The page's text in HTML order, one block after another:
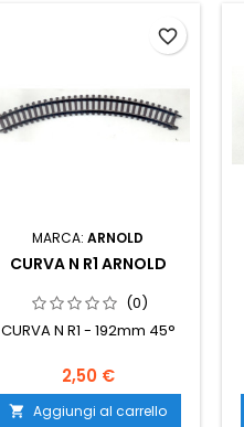
MARCA:ARNOLD
CURVA N R1 ARNOLD
(0)
CURVA N R1 - 192mm 45°
2,50 €
 Aggiungi al carrello
favorite_border